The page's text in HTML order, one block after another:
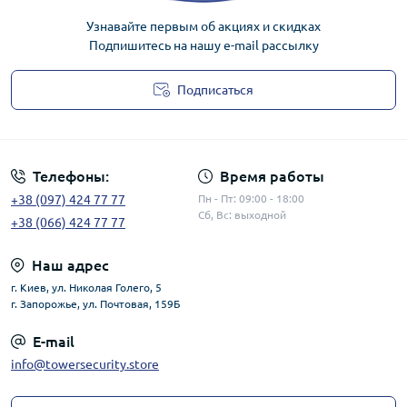
Узнавайте первым об акциях и скидках
Подпишитесь на нашу e-mail рассылку
Подписаться
Телефоны:
+38 (097) 424 77 77
+38 (066) 424 77 77
Время работы
Пн - Пт: 09:00 - 18:00
Сб, Вс: выходной
Наш адрес
г. Киев, ул. Николая Голего, 5
г. Запорожье, ул. Почтовая, 159Б
E-mail
info@towersecurity.store